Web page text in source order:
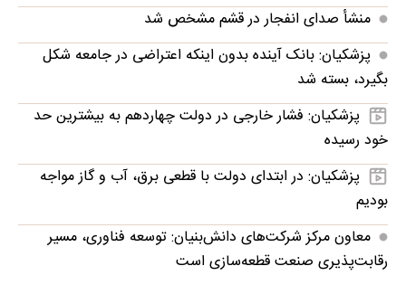
منشأ صدای انفجار در قشم مشخص شد
پزشکیان: بانک آینده بدون اینکه اعتراضی در جامعه شکل
بگیرد، بسته شد
پزشکیان: فشار خارجی در دولت چهاردهم به بیشترین حد
خود رسیده
پزشکیان: در ابتدای دولت با قطعی برق، آب و گاز مواجه
بودیم
معاون مرکز شرکت‌های دانش‌بنیان: توسعه فناوری، مسیر
رقابت‌پذیری صنعت قطعه‌سازی است